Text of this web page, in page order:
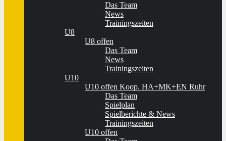
Das Team
News
Trainingszeiten
U8
U8 offen
Das Team
News
Trainingszeiten
U10
U10 offen Koop. HA+MK+EN Ruhr
Das Team
Spielplan
Spielberichte & News
Trainingszeiten
U10 offen